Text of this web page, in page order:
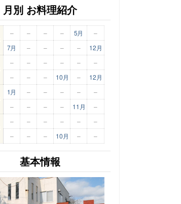
月別 お料理紹介
– – – – 5月
–
7月
– – – – 12月
– – – – –
–
–
– – 10月 – 12月
1月 – – – –
–
–
– – – 11月 –
– – – – –
–
–
– – 10月 – –
基本情報